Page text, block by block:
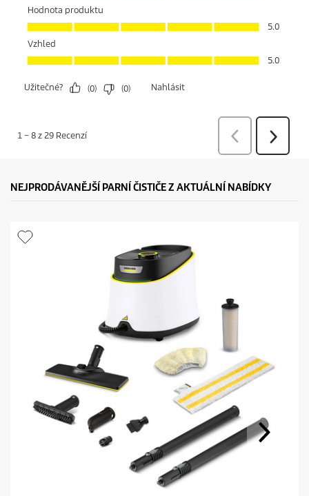
NEJPRODÁVANĚJŠÍ PARNÍ ČISTIČE Z AKTUÁLNÍ NABÍDKY